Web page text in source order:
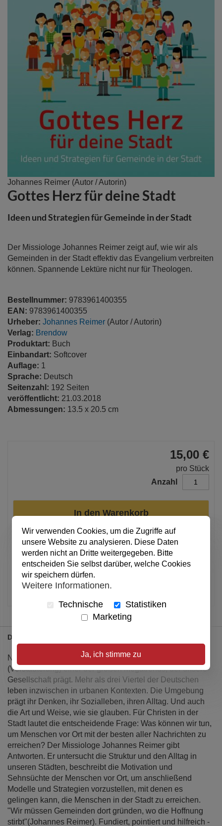
Johannes Reimer (Autor / Autorin)
Gottes Herz für deine Stadt
Ideen und Strategien für Gemeinde in der Stadt
Der Missiologe Johannes Reimer zeigt auf, wie wir als
Gemeinden in der Stadt effektiv das Evangelium verbreiten
können. Spannende Lektüre nicht nur für Theologen.
Bestellnummer: 9783961400355
EAN: 9783961400355
Urheber: Johannes Reimer (Autor / Autorin)
Verlag: Brendow
Produktart: Buch
Einbandart: Softcover
Auflage: 1
Sprache: Deutsch
Seitenzahl: 192 Seiten
veröffentlicht: 21.03.2018
Abmessungen: 13.5 x 20.5 cm
Zum
Anfang
der
Bildergalerie
15,00 €
pro Stück
Anzahl
In den Warenkorb
Alle Preise inkl. MwSt.
Verfügbar
Details
Neben der Digitalisierung ist die Urbanisierung
(Verstädterung) einer der großen Megatrends, der unsere
Gesellschaft prägt. Mehr als drei Viertel der Deutschen
leben inzwischen in urbanen Kontexten. Die Umgebung
prägt ihr Denken, ihr Sozialleben, ihren Alltag. Und auch
die Art und Weise, wie sie glauben. Für Christen in der
Stadt lautet die entscheidende Frage: Was können wir tun,
um Menschen vor Ort mit der besten aller Nachrichten zu
erreichen? Der Missiologe Johannes Reimer gibt
Antworten. Er untersucht die Struktur und den Alltag in
unseren Städten, beschreibt die Motivation und
Sehnsüchte der Menschen vor Ort, um anschließend
Modelle und Strategien vorzustellen, mit denen es
gelingen kann, die Menschen in der Stadt zu erreichen.
"Wir müssen Gemeinden dort gründen, wo die Hoffnung
stirbt"(Johannes Reimer). Fundiert, pointiert und hilfreich -
Wir verwenden Cookies, um die Zugriffe auf
unsere Website zu analysieren. Diese Daten
werden nicht an Dritte weitergegeben. Bitte
entscheiden Sie selbst darüber, welche Cookies
wir speichern dürfen.
Weitere Informationen.
Technische
Statistiken
Marketing
Ja, ich stimme zu